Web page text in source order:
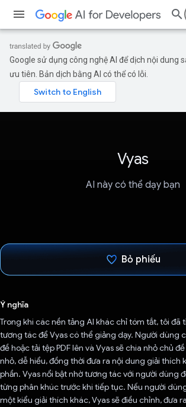
Google sử dụng công nghệ AI để dịch nội dung
ưu tiên. Bản dịch bằng AI có thể có lỗi.
Vyas
AI này có thể dạy bạn
Bỏ phiếu
Ý nghĩa
Trong khi các nền tảng AI khác chỉ tóm tắt, tôi đã
tương tác để Vyas có thể giảng dạy. Người dùng
đề hoặc tải tệp PDF lên và Vyas sẽ chia nhỏ chủ
nhỏ, dễ hiểu, đồng thời đưa ra nội dung giải thích
phần. Vyas nổi bật nhờ tương tác với người dùng
từng phân khúc trước khi tiếp tục. Nếu người
một kiểu giải thích khác, Vyas sẽ điều chỉnh, đưa